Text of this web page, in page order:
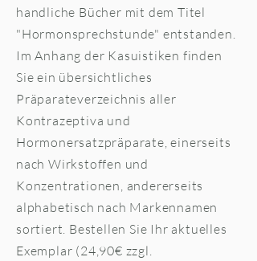
handliche Bücher mit dem Titel
"Hormonsprechstunde" entstanden.
Im Anhang der Kasuistiken finden
Sie ein übersichtliches
Präparateverzeichnis aller
Kontrazeptiva und
Hormonersatzpräparate, einerseits
nach Wirkstoffen und
Konzentrationen, andererseits
alphabetisch nach Markennamen
sortiert. Bestellen Sie Ihr aktuelles
Exemplar (24,90€ zzgl.